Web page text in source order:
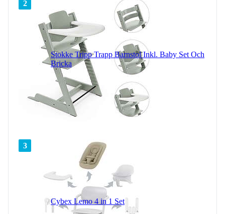
2
Stokke Tripp Trapp Barnstol Inkl. Baby Set Och
Bricka
3
Cybex Lemo 4 in 1 Set